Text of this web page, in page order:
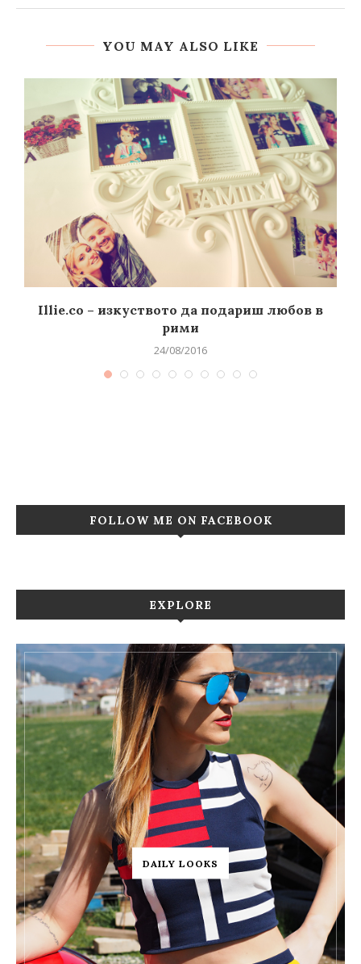
YOU MAY ALSO LIKE
Illie.co – изкуството да подариш любов в
рими
24/08/2016
FOLLOW ME ON FACEBOOK
EXPLORE
DAILY LOOKS